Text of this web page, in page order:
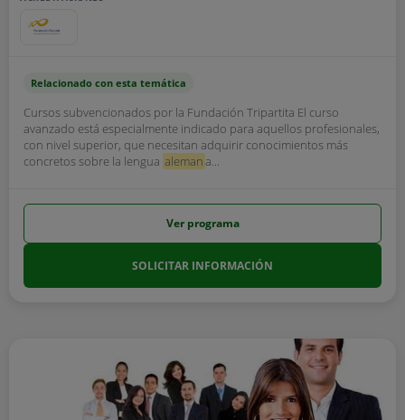
Relacionado con esta temática
Cursos subvencionados por la Fundación Tripartita El curso
avanzado está especialmente indicado para aquellos profesionales,
con nivel superior, que necesitan adquirir conocimientos más
concretos sobre la lengua alemana...
Ver programa
SOLICITAR INFORMACIÓN